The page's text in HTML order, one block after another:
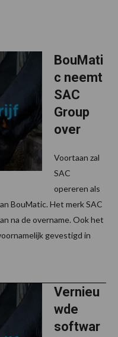
BouMati
c neemt
SAC
Group
over
Voortaan zal
SAC
opereren als
BouMatic. Het merk SAC
na de overname. Ook het
gevestigd in
Vernieu
wde
softwar